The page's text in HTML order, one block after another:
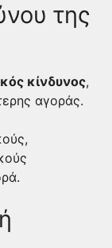
της
κίνδυνος,
αγοράς.